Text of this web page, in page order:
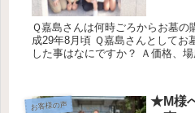
Ｑ嘉島さんは何時ごろからお墓
成29年8月頃 Ｑ嘉島さんとしてお
した事はなにですか？ Ａ価格、
お客様の声
★M様